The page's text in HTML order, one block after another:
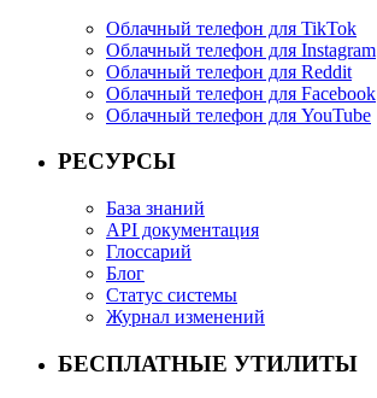
Облачный телефон для TikTok
Облачный телефон для Instagram
Облачный телефон для Reddit
Облачный телефон для Facebook
Облачный телефон для YouTube
РЕСУРСЫ
База знаний
API документация
Глоссарий
Блог
Статус системы
Журнал изменений
БЕСПЛАТНЫЕ УТИЛИТЫ